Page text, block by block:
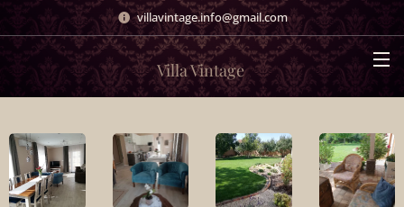
villavintage.info@gmail.com
Villa Vintage